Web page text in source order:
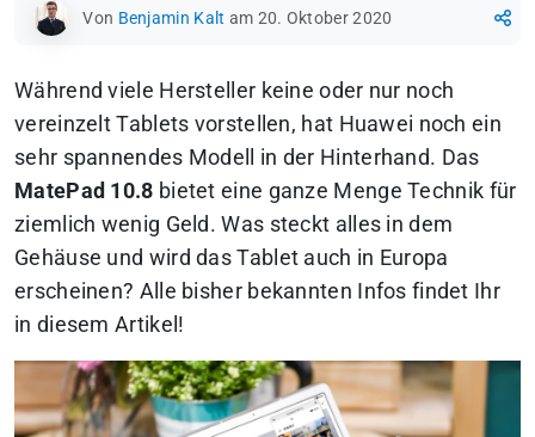
Von Benjamin Kalt am 20. Oktober 2020
Während viele Hersteller keine oder nur noch
vereinzelt Tablets vorstellen, hat Huawei noch ein
sehr spannendes Modell in der Hinterhand. Das
MatePad 10.8 bietet eine ganze Menge Technik für
ziemlich wenig Geld. Was steckt alles in dem
Gehäuse und wird das Tablet auch in Europa
erscheinen? Alle bisher bekannten Infos findet Ihr
in diesem Artikel!